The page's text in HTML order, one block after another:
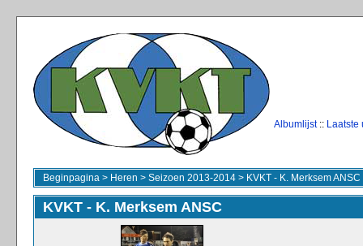
Albumlijst:: Laatste
Beginpagina > Heren > Seizoen 2013-2014 > KVKT - K. Merksem ANSC
KVKT - K. Merksem ANSC